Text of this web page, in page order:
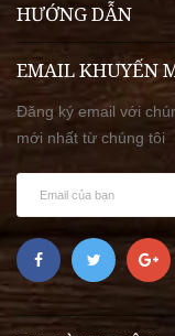
HƯỚNG DẪN
EMAIL KHUYẾN
Đăng ký email với
mới nhất từ chúng tôi